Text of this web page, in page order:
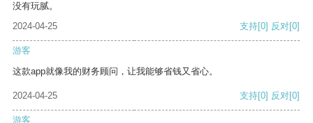
没有玩腻。
2024-04-25
支持[0] 反对[0]
游客
这款app就像我的财务顾问，让我能够省钱又省心。
2024-04-25 支持[0] 反对[0]
游客